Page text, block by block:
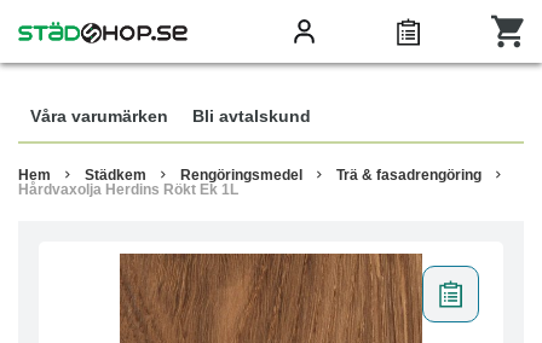
Våra varumärken Bli avtalskund
Hem Städkem Rengöringsmedel
Trä & fasadrengöring
Hårdvaxolja Herdins Rökt Ek 1L